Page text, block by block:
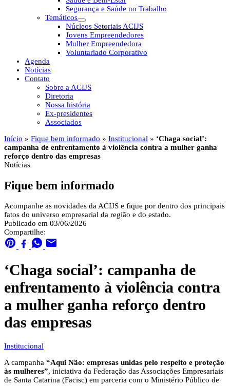
Segurança e Saúde no Trabalho
Temáticos
Núcleos Setoriais ACIJS
Jovens Empreendedores
Mulher Empreendedora
Voluntariado Corporativo
Agenda
Notícias
Contato
Sobre a ACIJS
Diretoria
Nossa história
Ex-presidentes
Associados
Início » Fique bem informado » Institucional » ‘Chaga social’:
campanha de enfrentamento à violência contra a mulher ganha
reforço dentro das empresas
Notícias
Fique bem informado
Acompanhe as novidades da ACIJS e fique por dentro dos principais
fatos do universo empresarial da região e do estado.
Publicado em 03/06/2026
Compartilhe:
‘Chaga social’: campanha de
enfrentamento à violência contra
a mulher ganha reforço dentro
das empresas
Institucional
A campanha “Aqui Não: empresas unidas pelo respeito e proteção
às mulheres”, iniciativa da Federação das Associações Empresariais
de Santa Catarina (Facisc) em parceria com o Ministério Público de